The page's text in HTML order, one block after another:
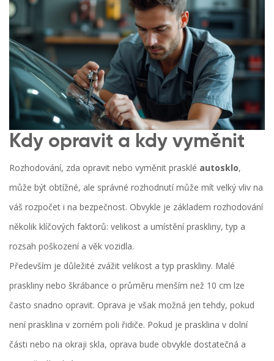
Kdy opravit a kdy vyměnit
Rozhodování, zda opravit nebo vyměnit prasklé autosklo,
může být obtížné, ale správné rozhodnutí může mít velký vliv na
váš rozpočet i na bezpečnost. Obvykle je základem rozhodování
několik klíčových faktorů: velikost a umístění praskliny, typ a
rozsah poškození a věk vozidla.
Především je důležité zvážit velikost a typ praskliny. Malé
praskliny nebo škrábance o průměru menším než 10 cm lze
často snadno opravit. Oprava je však možná jen tehdy, pokud
není prasklina v zorném poli řidiče. Pokud je prasklina v dolní
části nebo na okraji skla, oprava bude obvykle dostatečná a